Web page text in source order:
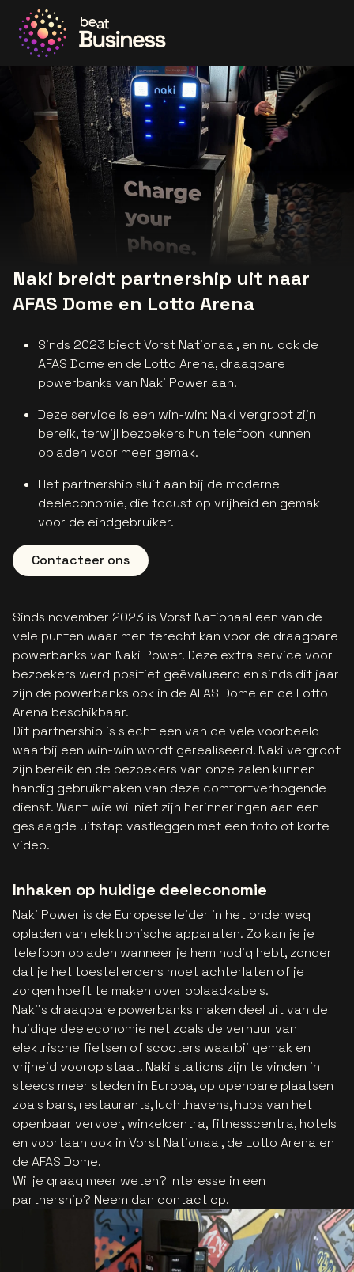
Ga naar de homepage
Naki breidt partnership uit naar
AFAS Dome en Lotto Arena
Sinds 2023 biedt Vorst Nationaal, en nu ook de
AFAS Dome en de Lotto Arena, draagbare
powerbanks van Naki Power aan.
Deze service is een win-win: Naki vergroot zijn
bereik, terwijl bezoekers hun telefoon kunnen
opladen voor meer gemak.
Het partnership sluit aan bij de moderne
deeleconomie, die focust op vrijheid en gemak
voor de eindgebruiker.
Contacteer ons
Sinds november 2023 is Vorst Nationaal een van de
vele punten waar men terecht kan voor de draagbare
powerbanks van Naki Power. Deze extra service voor
bezoekers werd positief geëvalueerd en sinds dit jaar
zijn de powerbanks ook in de AFAS Dome en de Lotto
Arena beschikbaar.
Dit partnership is slecht een van de vele voorbeeld
waarbij een win-win wordt gerealiseerd. Naki vergroot
zijn bereik en de bezoekers van onze zalen kunnen
handig gebruikmaken van deze comfortverhogende
dienst. Want wie wil niet zijn herinneringen aan een
geslaagde uitstap vastleggen met een foto of korte
video.
Inhaken op huidige deeleconomie
Naki Power is de Europese leider in het onderweg
opladen van elektronische apparaten. Zo kan je je
telefoon opladen wanneer je hem nodig hebt, zonder
dat je het toestel ergens moet achterlaten of je
zorgen hoeft te maken over oplaadkabels.
Naki's draagbare powerbanks maken deel uit van de
huidige deeleconomie net zoals de verhuur van
elektrische fietsen of scooters waarbij gemak en
vrijheid voorop staat. Naki stations zijn te vinden in
steeds meer steden in Europa, op openbare plaatsen
zoals bars, restaurants, luchthavens, hubs van het
openbaar vervoer, winkelcentra, fitnesscentra, hotels
en voortaan ook in Vorst Nationaal, de Lotto Arena en
de AFAS Dome.
Wil je graag meer weten? Interesse in een
partnership? Neem dan contact op.